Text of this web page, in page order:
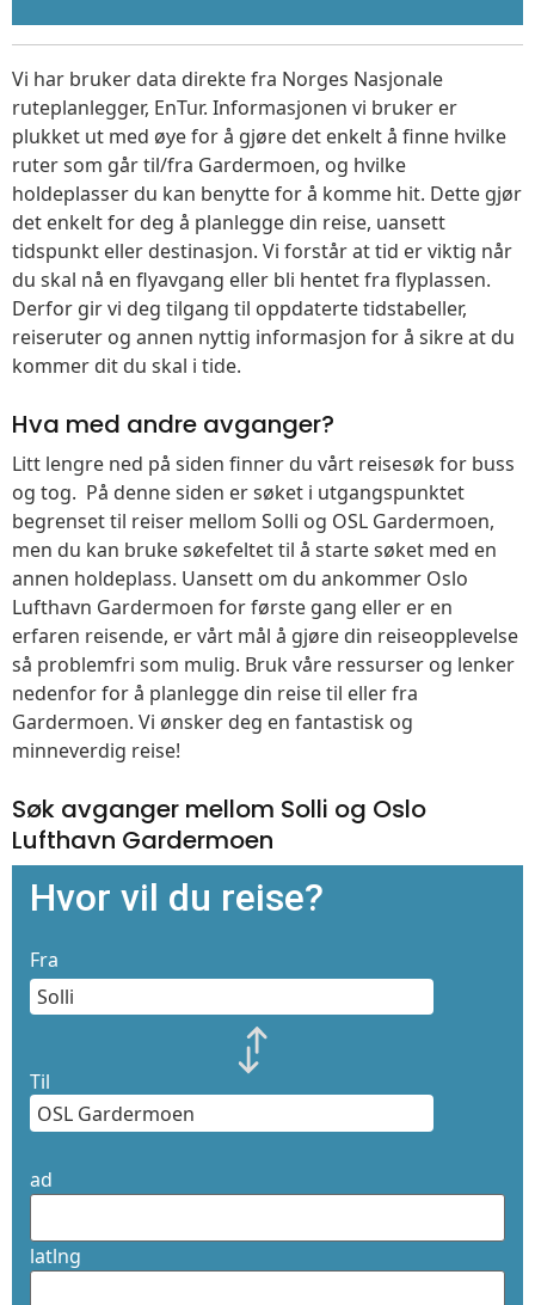
Vi har bruker data direkte fra Norges Nasjonale
ruteplanlegger, EnTur. Informasjonen vi bruker er
plukket ut med øye for å gjøre det enkelt å finne hvilke
ruter som går til/fra Gardermoen, og hvilke
holdeplasser du kan benytte for å komme hit. Dette gjør
det enkelt for deg å planlegge din reise, uansett
tidspunkt eller destinasjon. Vi forstår at tid er viktig når
du skal nå en flyavgang eller bli hentet fra flyplassen.
Derfor gir vi deg tilgang til oppdaterte tidstabeller,
reiseruter og annen nyttig informasjon for å sikre at du
kommer dit du skal i tide.
Hva med andre avganger?
Litt lengre ned på siden finner du vårt reisesøk for buss
og tog. På denne siden er søket i utgangspunktet
begrenset til reiser mellom Solli og OSL Gardermoen,
men du kan bruke søkefeltet til å starte søket med en
annen holdeplass. Uansett om du ankommer Oslo
Lufthavn Gardermoen for første gang eller er en
erfaren reisende, er vårt mål å gjøre din reiseopplevelse
så problemfri som mulig. Bruk våre ressurser og lenker
nedenfor for å planlegge din reise til eller fra
Gardermoen. Vi ønsker deg en fantastisk og
minneverdig reise!
Søk avganger mellom Solli og Oslo
Lufthavn Gardermoen
Hvor vil du reise?
Fra
Til
ad
latlng